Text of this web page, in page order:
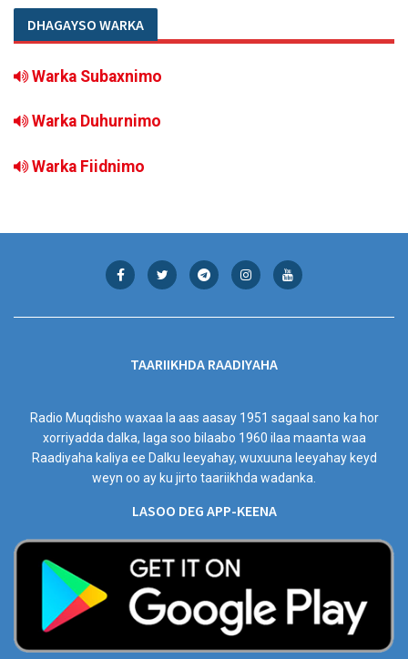
DHAGAYSO WARKA
Warka Subaxnimo
Warka Duhurnimo
Warka Fiidnimo
TAARIIKHDA RAADIYAHA
Radio Muqdisho waxaa la aas aasay 1951 sagaal sano ka hor
xorriyadda dalka, laga soo bilaabo 1960 ilaa maanta waa
Raadiyaha kaliya ee Dalku leeyahay, wuxuuna leeyahay keyd
weyn oo ay ku jirto taariikhda wadanka.
LASOO DEG APP-KEENA